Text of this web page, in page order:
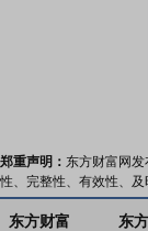
郑重声明： 东方财富网
性、完整性、有效性、
东方财富 东